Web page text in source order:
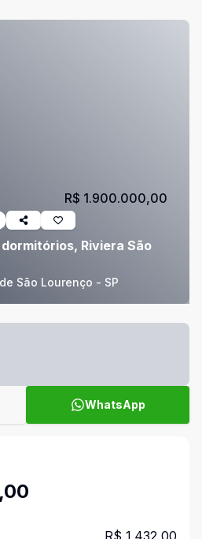
Riviera São
São Lourenço - SP
R$ 1.900.000,00
WhatsApp
R$ 1.432,00